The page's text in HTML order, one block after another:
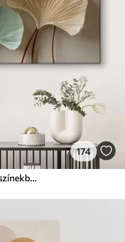
174
Stilizált ginkgólevelek nyugodt színekben